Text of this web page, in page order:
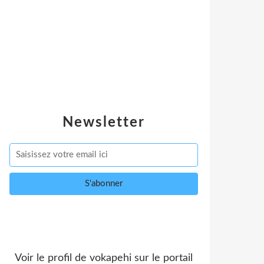
Newsletter
Voir le profil de vokapehi sur le portail